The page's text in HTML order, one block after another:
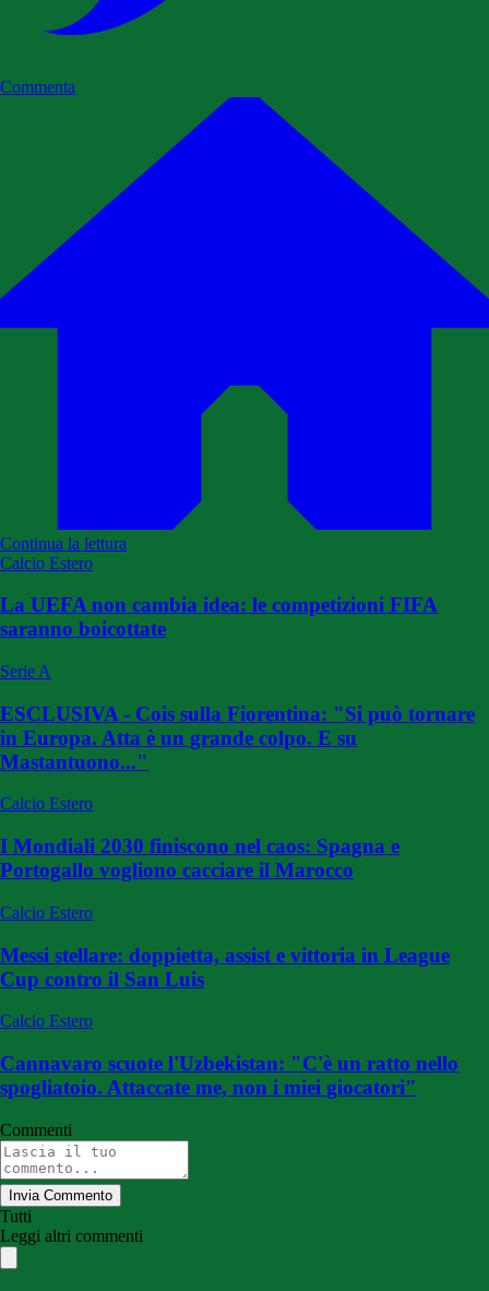
Commenta
Continua la lettura
Calcio Estero
La UEFA non cambia idea: le competizioni FIFA
saranno boicottate
Serie A
ESCLUSIVA - Cois sulla Fiorentina: "Si può tornare
in Europa. Atta è un grande colpo. E su
Mastantuono..."
Calcio Estero
I Mondiali 2030 finiscono nel caos: Spagna e
Portogallo vogliono cacciare il Marocco
Calcio Estero
Messi stellare: doppietta, assist e vittoria in League
Cup contro il San Luis
Calcio Estero
Cannavaro scuote l'Uzbekistan: "C'è un ratto nello
spogliatoio. Attaccate me, non i miei giocatori"
Commenti
Invia Commento
Tutti
Leggi altri commenti